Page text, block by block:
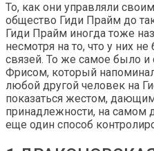
То, как они управляли
общество Гиди Прайм до
Гиди Прайм иногда тоже
несмотря на то, что у них
связей. То же самое было
Фрисом, который
любой другой человек на
показаться жестом,
принадлежности, на самом
еще один способ